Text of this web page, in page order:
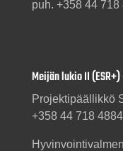
puh. +358 44 718
Meijän lukio II
Projektipäällikkö
+358 44 718